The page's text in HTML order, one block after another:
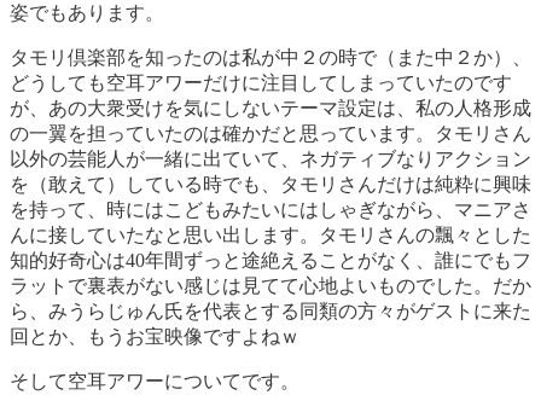
姿でもあります。
タモリ倶楽部を知ったのは私が中２の時で（また中２か）、
どうしても空耳アワーだけに注目してしまっていたのです
が、あの大衆受けを気にしないテーマ設定は、私の人格形成
の一翼を担っていたのは確かだと思っています。タモリさん
以外の芸能人が一緒に出ていて、ネガティブなりアクション
を（敢えて）している時でも、タモリさんだけは純粋に興味
を持って、時にはこどもみたいにはしゃぎながら、マニアさ
んに接していたなと思い出します。タモリさんの飄々とした
知的好奇心は40年間ずっと途絶えることがなく、誰にでもフ
ラットで裏表がない感じは見てて心地よいものでした。だか
ら、みうらじゅん氏を代表とする同類の方々がゲストに来た
回とか、もうお宝映像ですよねｗ
そして空耳アワーについてです。